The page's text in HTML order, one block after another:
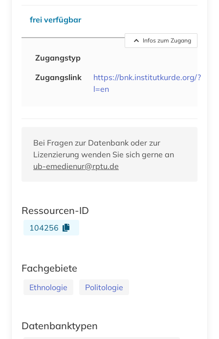
frei verfügbar
Infos zum Zugang
Zugangstyp
Zugangslink
https://bnk.institutkurde.org/?
l=en
Bei Fragen zur Datenbank oder zur
Lizenzierung wenden Sie sich gerne an
ub-emedienur@rptu.de
Ressourcen-ID
104256
Fachgebiete
Ethnologie Politologie
Datenbanktypen